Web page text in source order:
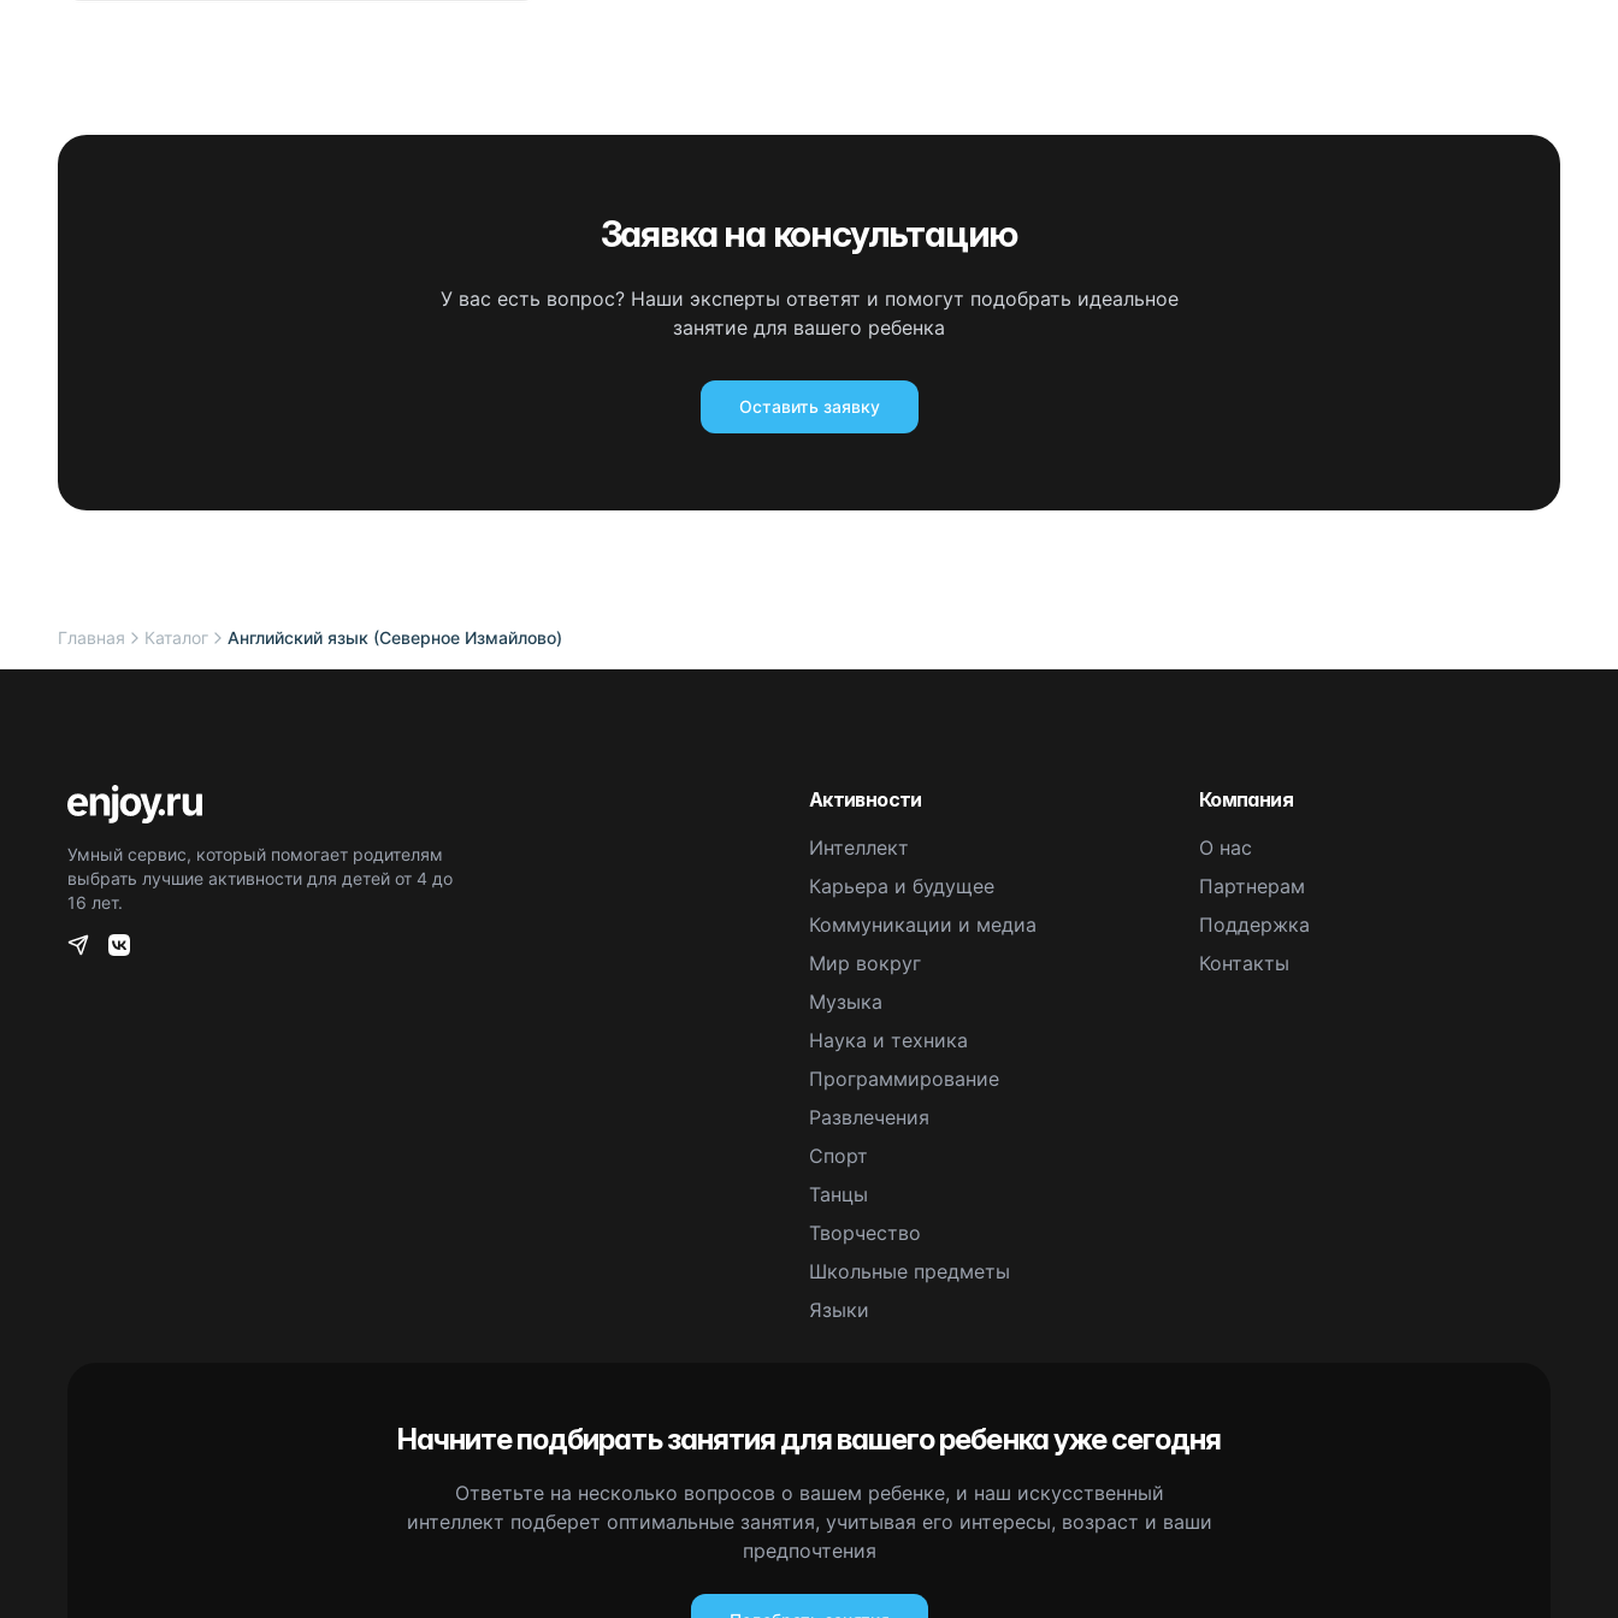
Заявка на консультацию
У вас есть вопрос? Наши эксперты ответят и помогут подобрать идеальное
занятие для вашего ребенка
Оставить заявку
Главная Каталог Английский язык (Северное Измайлово)
Умный сервис, который помогает родителям
выбрать лучшие активности для детей от 4 до
16 лет.
Активности
Интеллект
Карьера и будущее
Коммуникации и медиа
Мир вокруг
Музыка
Наука и техника
Программирование
Развлечения
Спорт
Танцы
Творчество
Школьные предметы
Языки
Компания
О нас
Партнерам
Поддержка
Контакты
Начните подбирать занятия для вашего ребенка уже сегодня
Ответьте на несколько вопросов о вашем ребенке, и наш искусственный
интеллект подберет оптимальные занятия, учитывая его интересы, возраст и ваши
предпочтения